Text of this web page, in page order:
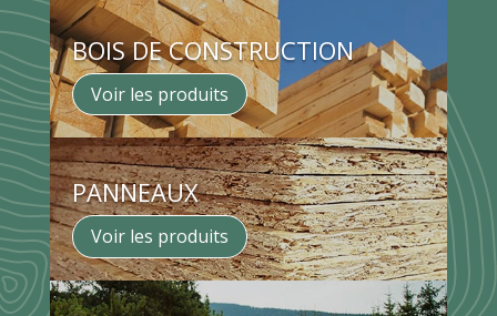
BOIS DE CONSTRUCTION
Voir les produits
PANNEAUX
Voir les produits